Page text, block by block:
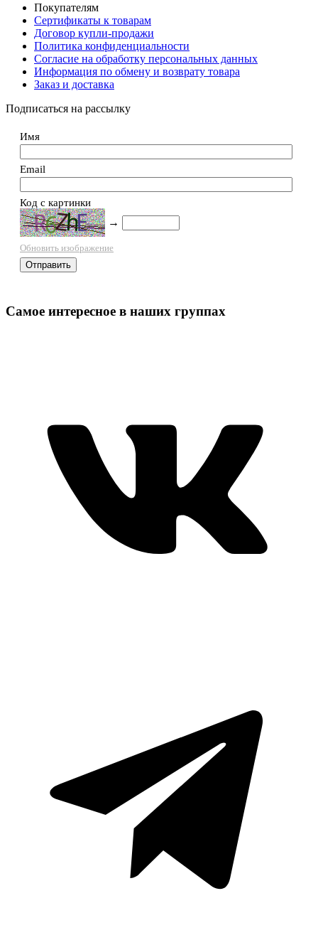
Покупателям
Сертификаты к товарам
Договор купли-продажи
Политика конфиденциальности
Согласие на обработку персональных данных
Информация по обмену и возврату товара
Заказ и доставка
Подписаться на рассылку
Имя
Email
Код с картинки
→
Обновить изображение
Самое интересное в наших группах